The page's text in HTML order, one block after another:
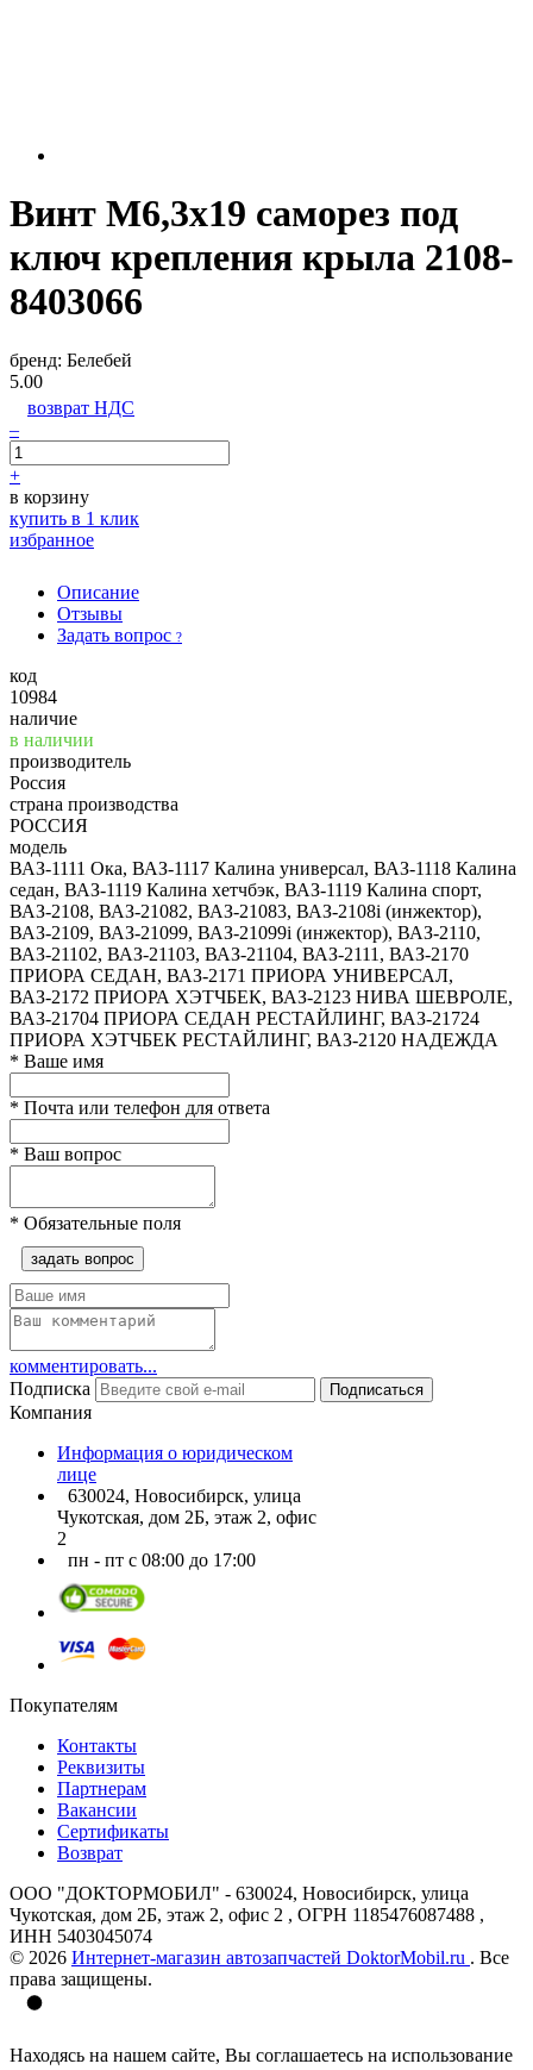
Винт М6,3х19 саморез под
ключ крепления крыла 2108-
8403066
бренд: Белебей
5.00
возврат НДС
–
+
в корзину
купить в 1 клик
избранное
Описание
Отзывы
Задать вопрос ?
код
10984
наличие
в наличии
производитель
Россия
страна производства
РОССИЯ
модель
ВАЗ-1111 Ока, ВАЗ-1117 Калина универсал, ВАЗ-1118 Калина
седан, ВАЗ-1119 Калина хетчбэк, ВАЗ-1119 Калина спорт,
ВАЗ-2108, ВАЗ-21082, ВАЗ-21083, ВАЗ-2108i (инжектор),
ВАЗ-2109, ВАЗ-21099, ВАЗ-21099i (инжектор), ВАЗ-2110,
ВАЗ-21102, ВАЗ-21103, ВАЗ-21104, ВАЗ-2111, ВАЗ-2170
ПРИОРА СЕДАН, ВАЗ-2171 ПРИОРА УНИВЕРСАЛ,
ВАЗ-2172 ПРИОРА ХЭТЧБЕК, ВАЗ-2123 НИВА ШЕВРОЛЕ,
ВАЗ-21704 ПРИОРА СЕДАН РЕСТАЙЛИНГ, ВАЗ-21724
ПРИОРА ХЭТЧБЕК РЕСТАЙЛИНГ, ВАЗ-2120 НАДЕЖДА
* Ваше имя
* Почта или телефон для ответа
* Ваш вопрос
* Обязательные поля
задать вопрос
комментировать...
Подписка
Подписаться
Компания
Информация о юридическом
лице
630024, Новосибирск, улица
Чукотская, дом 2Б, этаж 2, офис
2
пн - пт с 08:00 до 17:00
Покупателям
Контакты
Реквизиты
Партнерам
Вакансии
Сертификаты
Возврат
ООО "ДОКТОРМОБИЛ" - 630024, Новосибирск, улица
Чукотская, дом 2Б, этаж 2, офис 2 , ОГРН 1185476087488 ,
ИНН 5403045074
© 2026 Интернет-магазин автозапчастей DoktorMobil.ru . Все
права защищены.
Находясь на нашем сайте, Вы соглашаетесь на использование